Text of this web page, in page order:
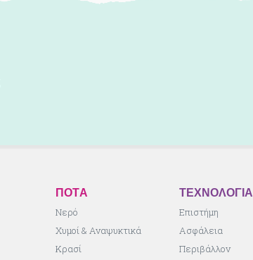
ΠΟΤA
Νερό
Χυμοί & Αναψυκτικά
Κρασί
ΤΕΧΝΟΛΟΓΙΑ
Επιστήμη
Ασφάλεια
Περιβάλλον